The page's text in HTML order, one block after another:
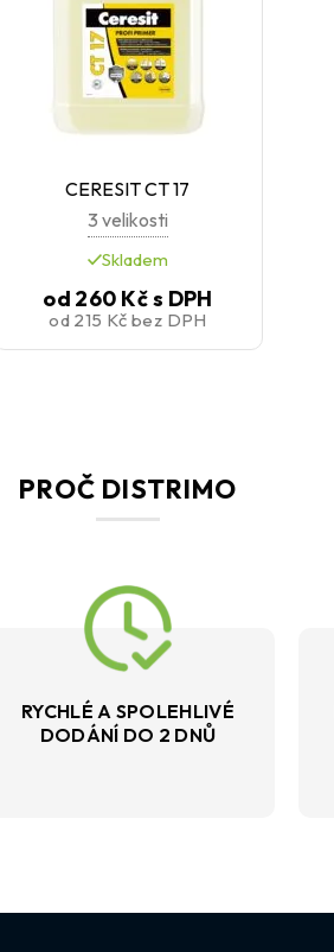
CERESIT CT 17
3 velikosti
Skladem
od 260 Kčs DPH
od 215 Kčbez DPH
PROČ DISTRIMO
RYCHLÉ A SPOLEHLIVÉ
DODÁNÍ DO 2 DNŮ